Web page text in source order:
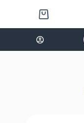
Shopping
cart